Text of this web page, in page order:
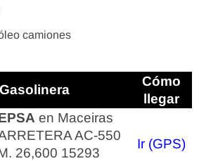
camiones
Gasolinera
Cómo
llegar
en Maceiras
AC-550
26,600 15293
Ir (GPS)